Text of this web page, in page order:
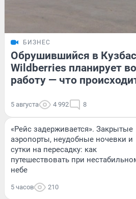
БИЗНЕС
Обрушившийся в
Wildberries планирует
работу — что
5 августа 4 992 8
«Рейс задерживается». Закрытые
аэропорты, неудобные ночевки и
сутки на пересадку: как
путешествовать при
небе
5 часов 210